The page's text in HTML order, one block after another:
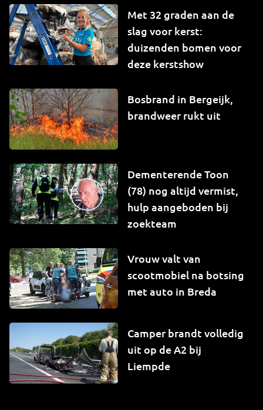
Met 32 graden aan de
slag voor kerst:
duizenden bomen voor
deze kerstshow
Bosbrand in Bergeijk,
brandweer rukt uit
Dementerende Toon
(78) nog altijd vermist,
hulp aangeboden bij
zoekteam
Vrouw valt van
scootmobiel na botsing
met auto in Breda
Camper brandt volledig
uit op de A2 bij
Liempde